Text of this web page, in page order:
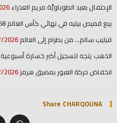
الإحتفال بعيد الطوباويَّة مريم العذراء
بيع قميص بيليه في نهائي كأس العالم 1958
فيليب سالم… من بطرام إلى العالم2026
الذهب يتجه لتسجيل أكبر خسارة أسبوعية
انخفاض حركة العبور بمضيق هرمز2026
Share CHARQOUNA